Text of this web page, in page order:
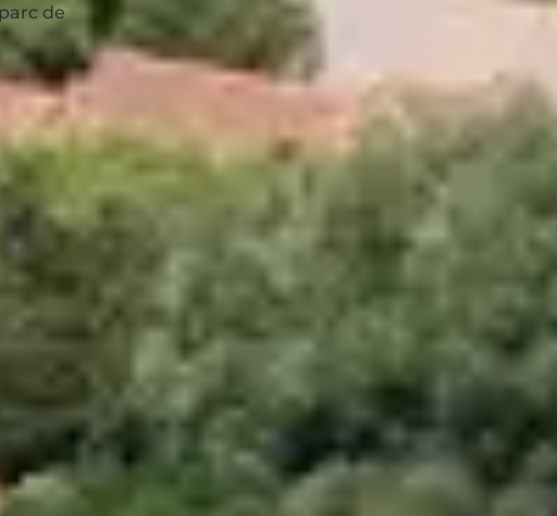
de
MERVEILLES
rêvé pour les randonnées le désert des Agriates
des paysages entrecriques sauvages et
vers le
ou l’exploration du Parc